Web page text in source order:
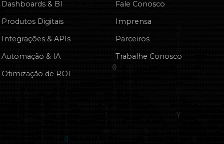
Dashboards & BI
Produtos Digitais
Integrações & APIs
Automação & IA
Otimização de ROI
Fale Conosco
Imprensa
Parceiros
Trabalhe Conosco